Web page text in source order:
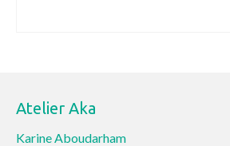
Atelier Aka
Karine Aboudarham